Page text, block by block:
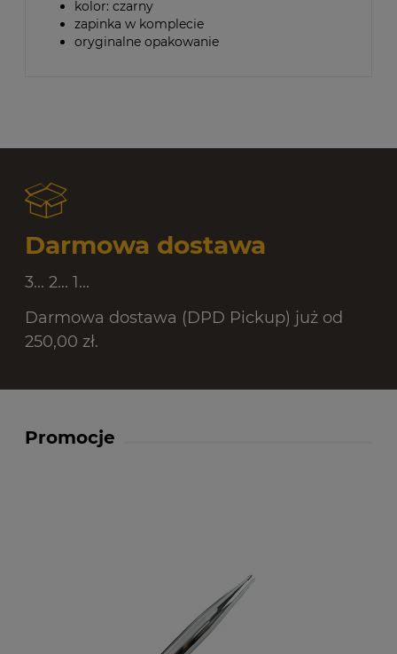
kolor: czarny
zapinka w komplecie
oryginalne opakowanie
Darmowa dostawa
3... 2... 1...
Darmowa dostawa (DPD Pickup) już od
250,00 zł.
Promocje